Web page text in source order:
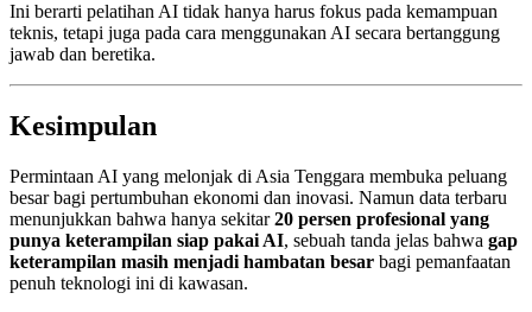
Ini berarti pelatihan AI tidak hanya harus fokus pada kemampuan
teknis, tetapi juga pada cara menggunakan AI secara bertanggung
jawab dan beretika.
Kesimpulan
Permintaan AI yang melonjak di Asia Tenggara membuka peluang
besar bagi pertumbuhan ekonomi dan inovasi. Namun data terbaru
menunjukkan bahwa hanya sekitar20 persen profesional yang
punya keterampilan siap pakai AI, sebuah tanda jelas bahwa gap
keterampilan masih menjadi hambatan besar bagi pemanfaatan
penuh teknologi ini di kawasan.